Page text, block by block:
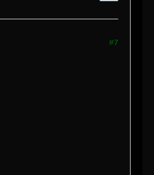
#7